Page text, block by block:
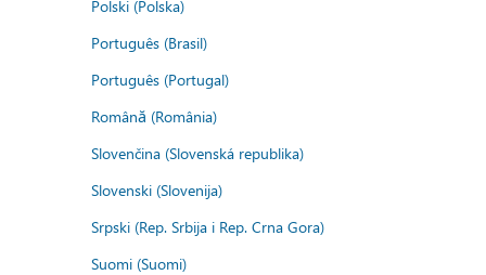
Polski (Polska)
Português (Brasil)
Português (Portugal)
Română (România)
Slovenčina (Slovenská republika)
Slovenski (Slovenija)
Srpski (Rep. Srbija i Rep. Crna Gora)
Suomi (Suomi)